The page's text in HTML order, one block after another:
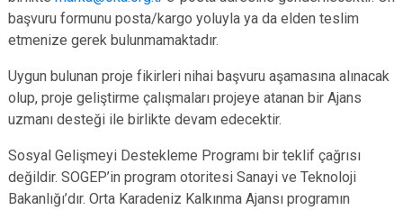
başvuru formunu posta/kargo yoluyla ya da elden teslim
etmenize gerek bulunmamaktadır.
Uygun bulunan proje fikirleri nihai başvuru aşamasına alınacak
olup, proje geliştirme çalışmaları projeye atanan bir Ajans
uzmanı desteği ile birlikte devam edecektir.
Sosyal Gelişmeyi Destekleme Programı bir teklif çağrısı
değildir. SOGEP’in program otoritesi Sanayi ve Teknoloji
Bakanlığı’dır. Orta Karadeniz Kalkınma Ajansı programın